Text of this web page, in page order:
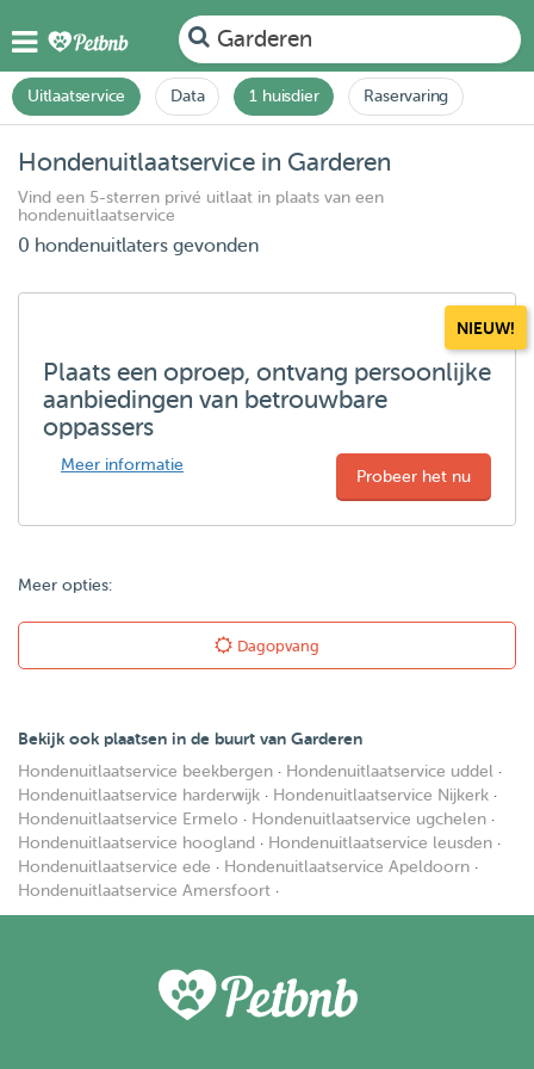
Garderen
Uitlaatservice Data 1 huisdier Raservaring
Hondenuitlaatservice in Garderen
Vind een 5-sterren privé uitlaat in plaats van een
hondenuitlaatservice
0 hondenuitlaters gevonden
NIEUW!
Plaats een oproep, ontvang persoonlijke
aanbiedingen van betrouwbare
oppassers
Meer informatie
Probeer het nu
Meer opties:
Dagopvang
Bekijk ook plaatsen in de buurt van Garderen
Hondenuitlaatservice beekbergen · Hondenuitlaatservice uddel ·
Hondenuitlaatservice harderwijk · Hondenuitlaatservice Nijkerk ·
Hondenuitlaatservice Ermelo · Hondenuitlaatservice ugchelen ·
Hondenuitlaatservice hoogland · Hondenuitlaatservice leusden ·
Hondenuitlaatservice ede · Hondenuitlaatservice Apeldoorn ·
Hondenuitlaatservice Amersfoort ·